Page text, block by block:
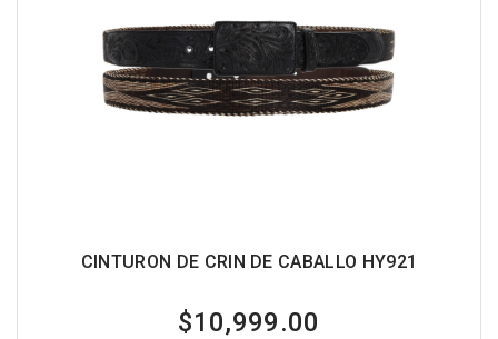
CINTURON DE CRIN DE CABALLO HY921
$10,999.00